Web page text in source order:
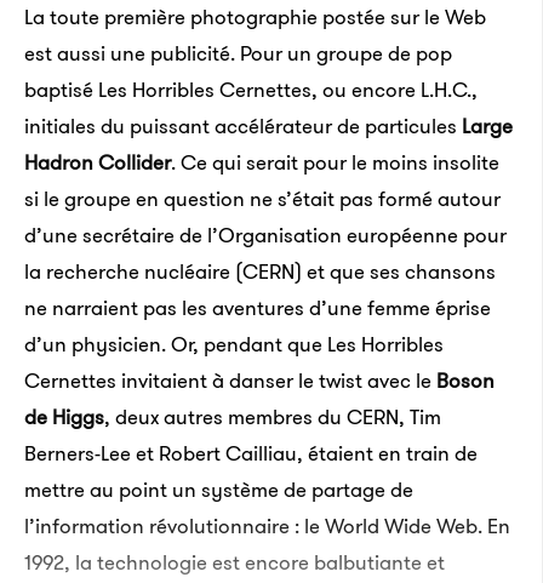
La toute première photographie postée sur le Web
est aussi une publicité. Pour un groupe de pop
baptisé Les Horribles Cernettes, ou encore L.H.C.,
initiales du puissant accélérateur de particules Large
Hadron Collider. Ce qui serait pour le moins insolite
si le groupe en question ne s’était pas formé autour
d’une secrétaire de l’Organisation européenne pour
la recherche nucléaire (CERN) et que ses chansons
ne narraient pas les aventures d’une femme éprise
d’un physicien. Or, pendant que Les Horribles
Cernettes invitaient à danser le twist avec le Boson
de Higgs, deux autres membres du CERN, Tim
Berners-Lee et Robert Cailliau, étaient en train de
mettre au point un système de partage de
l’information révolutionnaire : le World Wide Web. En
1992, la technologie est encore balbutiante et